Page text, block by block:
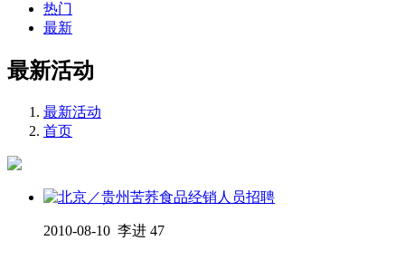
热门
最新
最新活动
最新活动
首页
2010-08-10 李进 47